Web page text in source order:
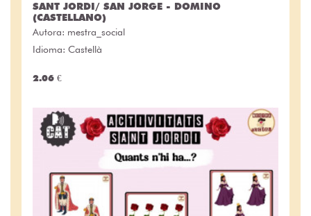
SANT JORDI/ SAN JORGE - DOMINO
(CASTELLANO)
Autora: mestra_social
Idioma: Castellà
2.06 €